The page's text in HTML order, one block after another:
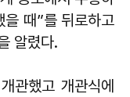
때”를 뒤로하고
알렸다.
관했고 개관식에